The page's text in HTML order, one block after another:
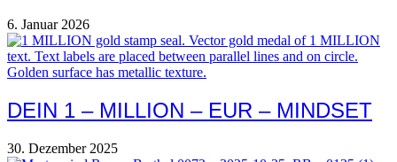
6. Januar 2026
DEIN 1 – MILLION – EUR – MINDSET
30. Dezember 2025